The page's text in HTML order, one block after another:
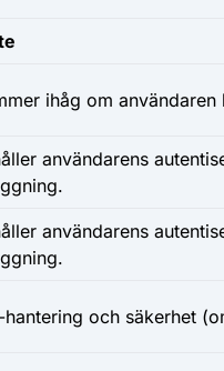
ihåg om
användarens
användarens
hantering och säkerhet